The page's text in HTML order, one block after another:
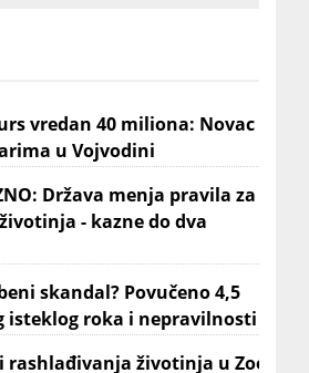
vredan 40 miliona: Novac
u Vojvodini
Država menja pravila za
- kazne do dva
skandal? Povučeno 4,5
isteklog roka i nepravilnosti
rashlađivanja životinja u Zoo